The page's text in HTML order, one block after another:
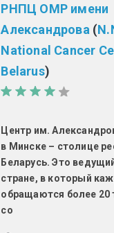
РНПЦ ОМР имени
Александрова (
National Cancer
Belarus)
Центр им.
в Минске – столице
Беларусь. Это
стране, в который
обращаются более 20
со